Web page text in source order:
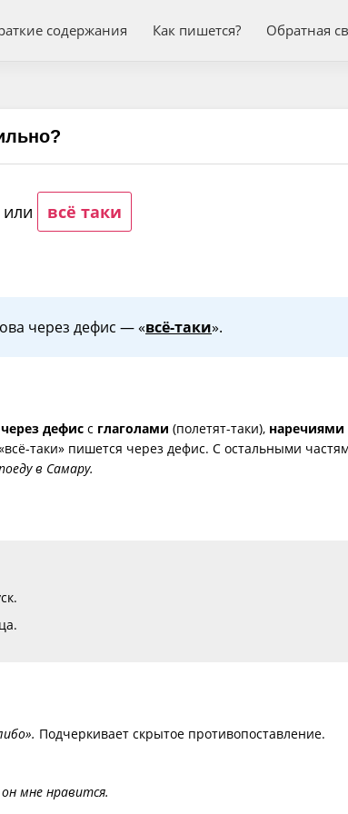
содержания Как пишется? Обратная
или всё таки
через дефис — «всё-таки».
дефис с глаголами (полетят-таки), наречиями
таки» пишется через дефис. С остальными
в Самару.
Подчеркивает скрытое противопоставление.
мне нравится.